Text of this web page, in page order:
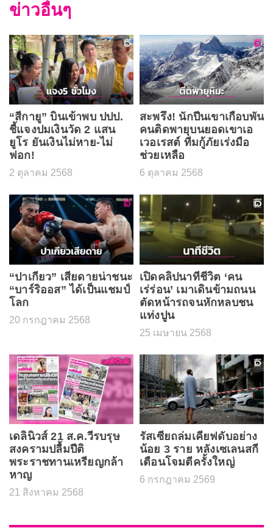
ข่าวอื่นๆ
“สีกายู” บินเข้าพบ ปปป.
ชี้แจงปมเงินวัด 2 แสน
ยูโร ยันเงินไม่หาย-ไม่
ฟอก!
2 ตุลาคม 2568
สะพรึง! นักปีนเขาเกือบพัน
คนติดพายุบนยอดเขาเอ
เวอเรสต์ ทีมกู้ภัยเร่งมือ
ช่วยเหลือ
6 ตุลาคม 2568
“ปาเกียว” เสียดายน่าชนะ
“บาร์ริออส” ได้เป็นแชมป์
โลก
20 กรกฎาคม 2568
เปิดคลิปนาทีชีวิต ‘คน
เร่ร่อน’ เมาเดินข้ามถนน
ตัดหน้ารถจนหักหลบชน
แท่งปูน
25 เมษายน 2568
เดลินิวส์ 21 ส.ค.วีรบรุษ
สงครามปลื้มปีติ
พระราชทานเหรียญกล้า
หาญ
21 สิงหาคม 2568
รัสเซียถล่มเคียฟดับอย่าง
น้อย 3 ราย หลังเซเลนสกี
เตือนโจมตีครั้งใหญ่
6 กรกฎาคม 2569